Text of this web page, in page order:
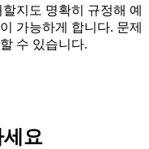
지도 명확히 규정해 예
가능하게 합니다. 문제
수 있습니다.
세요